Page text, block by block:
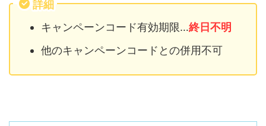
詳細
キャンペーンコード有効期限…終日不明
他のキャンペーンコードとの併用不可